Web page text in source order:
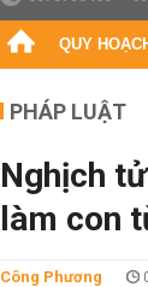
QUY
PHÁP LUẬT
Nghịch
làm con
Công Phương